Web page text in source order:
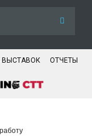
ВЫСТАВОК ОТЧЕТЫ